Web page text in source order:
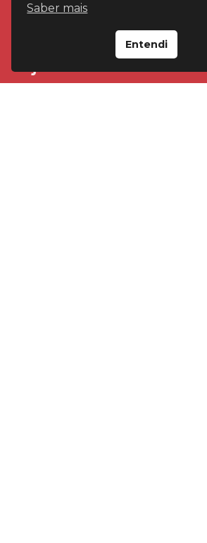
Saber mais
Entendi